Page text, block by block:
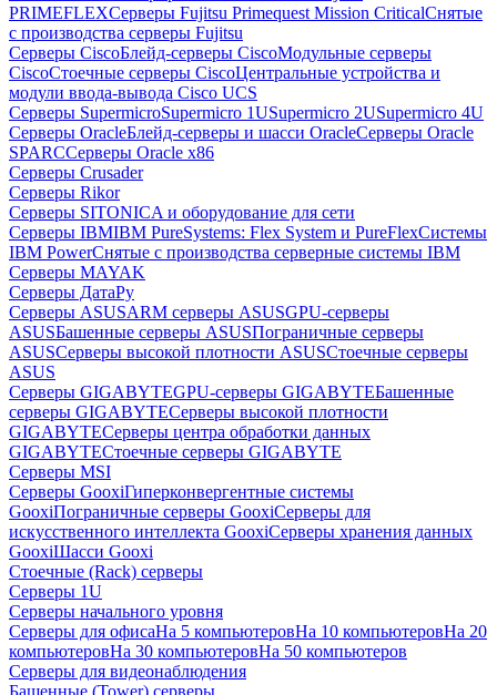
PRIMEFLEXСерверы Fujitsu Primequest Mission CriticalСнятые
с производства серверы Fujitsu
Серверы CiscoБлейд-серверы CiscoМодульные серверы
CiscoСтоечные серверы CiscoЦентральные устройства и
модули ввода-вывода Cisco UCS
Серверы SupermicroSupermicro 1USupermicro 2USupermicro 4U
Серверы OracleБлейд-серверы и шасси OracleСерверы Oracle
SPARCСерверы Oracle x86
Серверы Crusader
Серверы Rikor
Серверы SITONICA и оборудование для сети
Серверы IBMIBM PureSystems: Flex System и PureFlexСистемы
IBM PowerСнятые с производства серверные системы IBM
Серверы MAYAK
Серверы ДатаРу
Серверы ASUSARM серверы ASUSGPU-серверы
ASUSБашенные серверы ASUSПограничные серверы
ASUSСерверы высокой плотности ASUSСтоечные серверы
ASUS
Серверы GIGABYTEGPU-серверы GIGABYTEБашенные
серверы GIGABYTEСерверы высокой плотности
GIGABYTEСерверы центра обработки данных
GIGABYTEСтоечные серверы GIGABYTE
Серверы MSI
Серверы GooxiГиперконвергентные системы
GooxiПограничные серверы GooxiСерверы для
искусственного интеллекта GooxiСерверы хранения данных
GooxiШасси Gooxi
Стоечные (Rack) серверы
Серверы 1U
Серверы начального уровня
Серверы для офисаНа 5 компьютеровНа 10 компьютеровНа 20
компьютеровНа 30 компьютеровНа 50 компьютеров
Серверы для видеонаблюдения
Башенные (Tower) серверы